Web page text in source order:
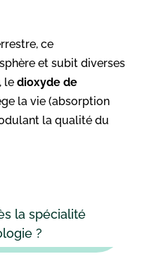
ce
et subit diverses
, le dioxyde de
la vie (absorption
la qualité du
la spécialité
?